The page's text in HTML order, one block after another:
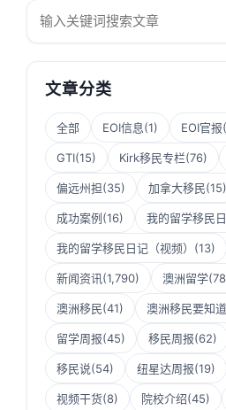
搜
文章分类
全部 EOI信息(1) EOI官报
GTI(15) Kirk移民专栏(76)
偏远州担(35) 加拿大移民(15)
成功案例(16) 我的留学移民
我的留学移民日记（视频） (13)
新闻资讯(1,790) 澳洲留学
澳洲移民(41) 澳洲移民要知道
留学周报(45) 移民周报(62)
移民说(54) 纽星达周报(19)
视频干货(8) 院校介绍(45)